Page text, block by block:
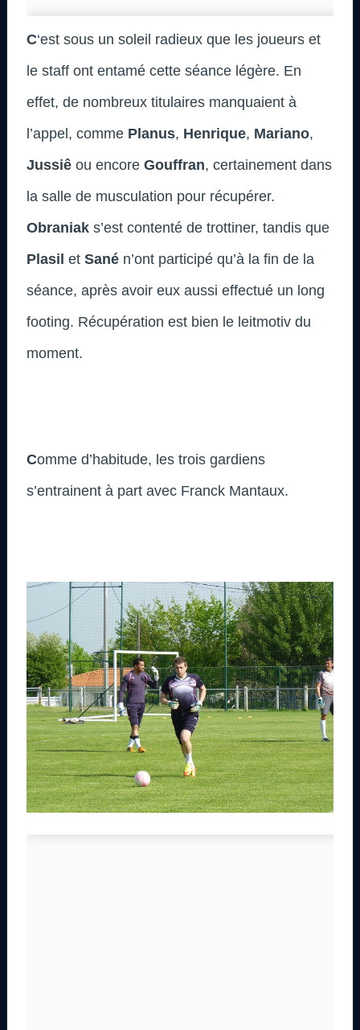
C‘est sous un soleil radieux que les joueurs et
le staff ont entamé cette séance légère. En
effet, de nombreux titulaires manquaient à
l’appel, comme Planus, Henrique, Mariano,
Jussiê ou encore Gouffran, certainement dans
la salle de musculation pour récupérer.
Obraniak s’est contenté de trottiner, tandis que
Plasil et Sané n’ont participé qu’à la fin de la
séance, après avoir eux aussi effectué un long
footing. Récupération est bien le leitmotiv du
moment.
Comme d’habitude, les trois gardiens
s’entrainent à part avec Franck Mantaux.